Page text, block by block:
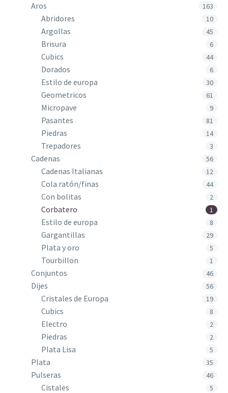
Aros 163
Abridores 10
Argollas 45
Brisura 6
Cubics 44
Dorados 6
Estilo de europa 30
Geometricos 61
Micropave 9
Pasantes 81
Piedras 14
Trepadores 3
Cadenas 56
Cadenas Italianas 12
Cola ratón/finas 44
Con bolitas 2
Corbatero 1
Estilo de europa 8
Gargantillas 29
Plata y oro 5
Tourbillon 1
Conjuntos 46
Dijes 56
Cristales de Europa 19
Cubics 8
Electro 2
Piedras 2
Plata Lisa 5
Plata 35
Pulseras 46
Cistales 5